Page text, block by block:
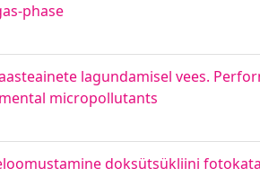
phase
lagundamisel vees.
micropollutants
doksütsükliini